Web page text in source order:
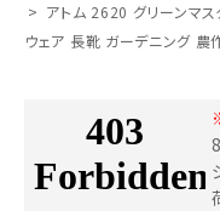
アトム 2620 グリーンマ
ウェア 長靴 ガーデニング 農